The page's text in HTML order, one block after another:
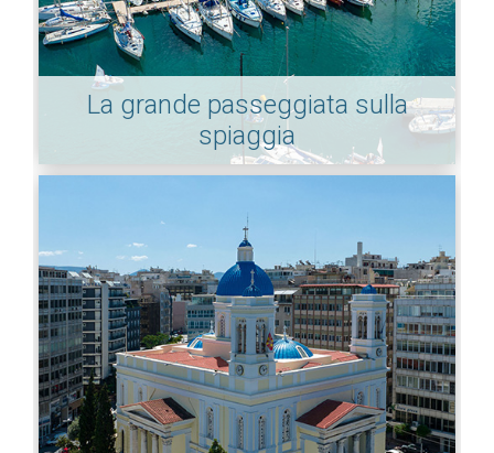
La grande passeggiata sulla
spiaggia